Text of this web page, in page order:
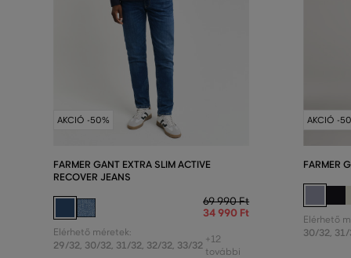
AKCIÓ -50%
FARMER GANT EXTRA SLIM ACTIVE
RECOVER JEANS
69 990 Ft
34 990 Ft
Elérhető méretek:
29/32, 30/32, 31/32, 32/32, 33/32 +12
további
AKCIÓ -
FARMER
Elérhető
30/32,